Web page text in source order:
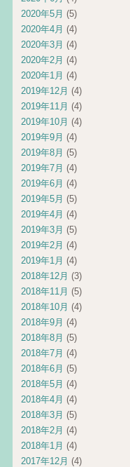
2020年5月 (5)
2020年4月 (4)
2020年3月 (4)
2020年2月 (4)
2020年1月 (4)
2019年12月 (4)
2019年11月 (4)
2019年10月 (4)
2019年9月 (4)
2019年8月 (5)
2019年7月 (4)
2019年6月 (4)
2019年5月 (5)
2019年4月 (4)
2019年3月 (5)
2019年2月 (4)
2019年1月 (4)
2018年12月 (3)
2018年11月 (5)
2018年10月 (4)
2018年9月 (4)
2018年8月 (5)
2018年7月 (4)
2018年6月 (5)
2018年5月 (4)
2018年4月 (4)
2018年3月 (5)
2018年2月 (4)
2018年1月 (4)
2017年12月 (4)